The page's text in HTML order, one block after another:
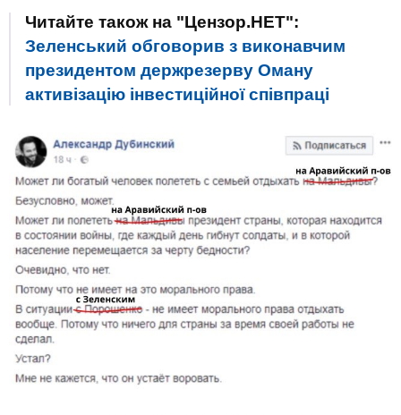
Читайте також на "Цензор.НЕТ":
Зеленський обговорив з виконавчим
президентом держрезерву Оману
активізацію інвестиційної співпраці